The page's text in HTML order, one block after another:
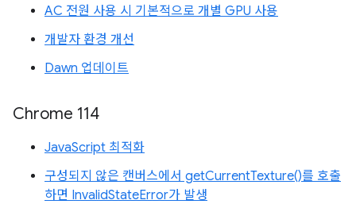
AC 전원 사용 시 기본적으로 개별 GPU 사용
개발자 환경 개선
Dawn 업데이트
Chrome 114
JavaScript 최적화
구성되지 않은 캔버스에서 getCurrentTexture()를 호출
하면 InvalidStateError가 발생